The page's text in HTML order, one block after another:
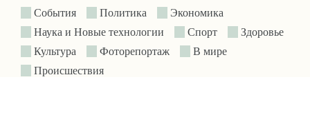
События Политика
Экономика
Наука и Новые технологии
Спорт
Здоровье
Культура
Фоторепортаж
В мире
Происшествия